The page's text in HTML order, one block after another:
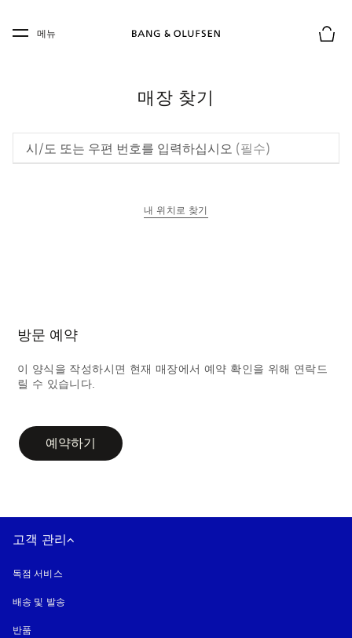
Skip to main footer
메뉴
매장 찾기
시/도 또는 우편 번호를 입력하십시오 (필수)
내 위치로 찾기
방문 예약
이 양식을 작성하시면 현재 매장에서 예약 확인을 위해 연락드
릴 수 있습니다.
예약하기
고객 관리
독점 서비스
배송 및 발송
반품